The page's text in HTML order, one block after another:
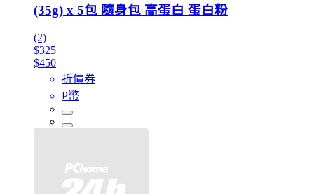
(35g) x 5包 隨身包 高蛋白 蛋白粉
(2)
$325
$450
折價券
P幣